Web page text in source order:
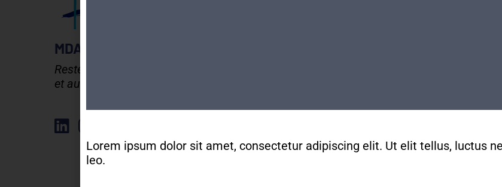
MDA GENEVE - ACTIVITES 50+
Rester en forme, créatif
et autonome après 50 ans !
Mardis au vendredis
022 329 83 84
Lorem ipsum dolor sit amet, consectetur adipiscing elit. Ut elit tellus, luctus
leo.